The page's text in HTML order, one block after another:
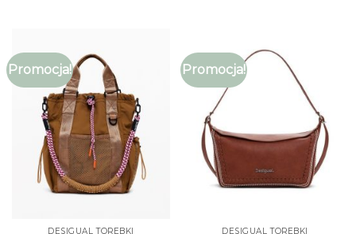
Promocja!
DESIGUAL TOREBKI
Promocja!
DESIGUAL TOREBKI